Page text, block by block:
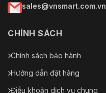
5 mm
7.5 mm
9 mm
sales@vnsmart.com.vn
CHÍNH SÁCH
Chính sách bảo hành
Hướng dẫn đặt hàng
Điều khoản dịch vụ chung